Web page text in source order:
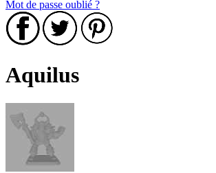
Mot de passe oublié ?
Aquilus